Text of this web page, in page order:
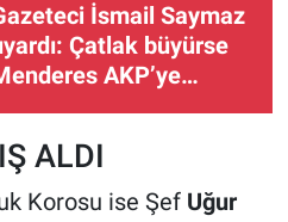
İsmail Saymaz
Çatlak büyürse
AKP’ye
ALDI
Korosu ise Şef Uğur